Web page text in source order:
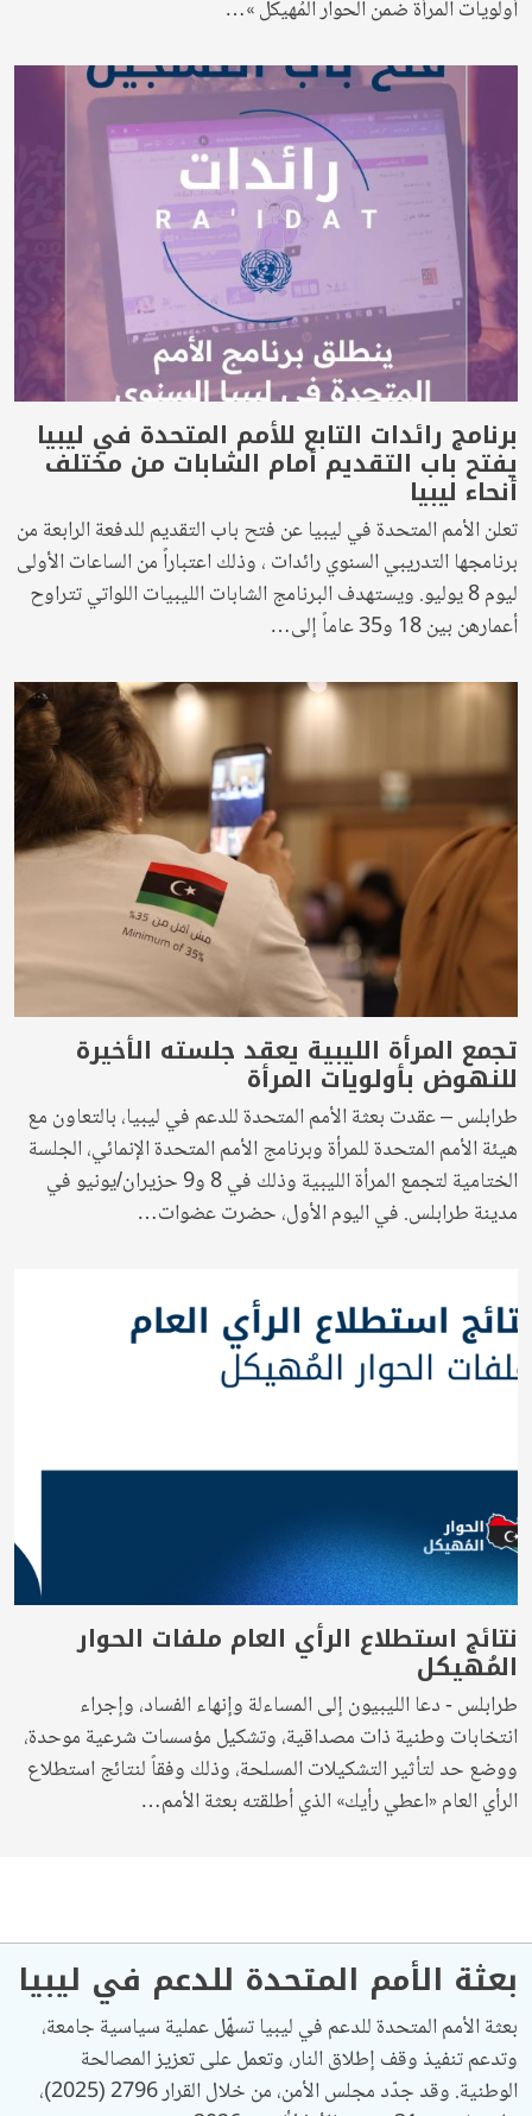
أولويات المرأة ضمن الحوار المُهيكل »…
برنامج رائدات التابع للأمم المتحدة في ليبيا
يفتح باب التقديم أمام الشابات من مختلف
أنحاء ليبيا
تعلن الأمم المتحدة في ليبيا عن فتح باب التقديم للدفعة الرابعة من
برنامجها التدريبي السنوي رائدات ، وذلك اعتباراً من الساعات الأولى
ليوم 8 يوليو. ويستهدف البرنامج الشابات الليبيات اللواتي تتراوح
أعمارهن بين 18 و35 عاماً إلى…
تجمع المرأة الليبية يعقد جلسته الأخيرة
للنهوض بأولويات المرأة
طرابلس – عقدت بعثة الأمم المتحدة للدعم في ليبيا، بالتعاون مع
هيئة الأمم المتحدة للمرأة وبرنامج الأمم المتحدة الإنمائي، الجلسة
الختامية لتجمع المرأة الليبية وذلك في 8 و9 حزيران/يونيو في
مدينة طرابلس. في اليوم الأول، حضرت عضوات…
نتائج استطلاع الرأي العام ملفات الحوار
المُهيكل
طرابلس - دعا الليبيون إلى المساءلة وإنهاء الفساد، وإجراء
انتخابات وطنية ذات مصداقية، وتشكيل مؤسسات شرعية موحدة،
ووضع حد لتأثير التشكيلات المسلحة، وذلك وفقاً لنتائج استطلاع
الرأي العام «اعطي رأيك» الذي أطلقته بعثة الأمم…
بعثة الأمم المتحدة للدعم في ليبيا
بعثة الأمم المتحدة للدعم في ليبيا تسهّل عملية سياسية جامعة،
وتدعم تنفيذ وقف إطلاق النار، وتعمل على تعزيز المصالحة
الوطنية. وقد جدّد مجلس الأمن، من خلال القرار 2796 (2025)،